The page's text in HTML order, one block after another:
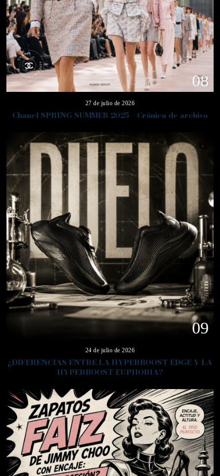
08
27 de julio de 2026
Chanel SPRING SUMMER 2025 – Crónica de archivo
09
24 de julio de 2026
¿DIFERENCIAS ENTRE LA HYPERBOOST EDGE Y LA
HYPERBOOST EUPHORIA?